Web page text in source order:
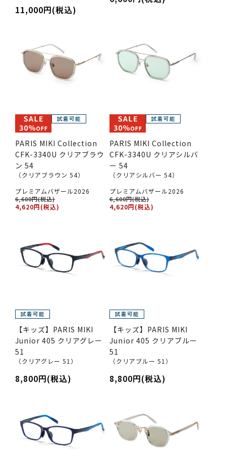
11,000円(税込)
PARIS MIKI Collection
CFK-3340U クリアブラウ
ン 54
（クリアブラウン 54）
プレミアムバザール2026
6,600円(税込)
4,620円(税込)
PARIS MIKI Collection
CFK-3340U クリアシルバ
ー 54
（クリアシルバー 54）
プレミアムバザール2026
6,600円(税込)
4,620円(税込)
【キッズ】PARIS MIKI
Junior 405 クリアグレー
51
（クリアグレー 51）
8,800円(税込)
【キッズ】PARIS MIKI
Junior 405 クリアブルー
51
（クリアブルー 51）
8,800円(税込)